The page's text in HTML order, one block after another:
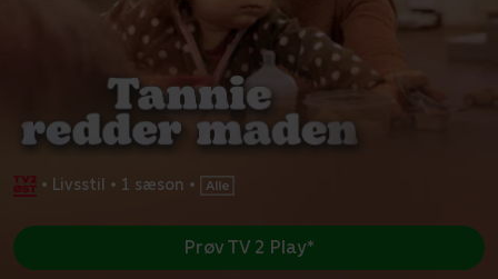
• Livsstil • 1 sæson •
Prøv TV 2 Play*